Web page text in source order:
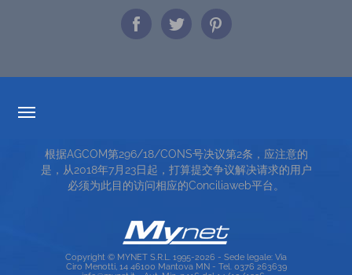
服务条款
TOP RICERCHE
根据AGCOM第296/18/CONS号决议第2条，应注意的
是，从2018年7月23日起，打算提交争议解决请求的用户
必须为此目的访问相应的Conciliaweb平台。
Copyright © MYNET S.R.L. 1995-2026 - Sede legale: Via
Ciro Menotti, 14 46100 Mantova MN - Tel. 0376 263639